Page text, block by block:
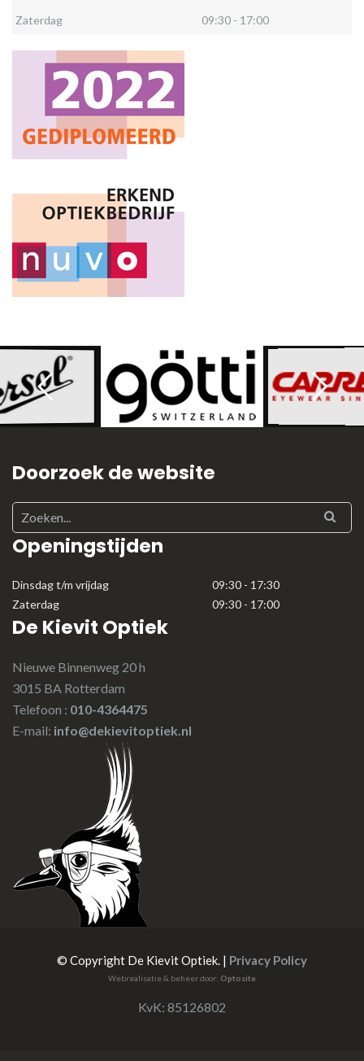
Zaterdag
09:30 - 17:00
Doorzoek de website
Openingstijden
Dinsdag t/m vrijdag
09:30 - 17:30
Zaterdag
09:30 - 17:00
De Kievit Optiek
Nieuwe Binnenweg 20 h
3015 BA Rotterdam
Telefoon : 010-4364475
E-mail: info@dekievitoptiek.nl
© Copyright De Kievit Optiek. | Privacy Policy
Webrealisatie & beheer door: Optosite
KvK: 85126802